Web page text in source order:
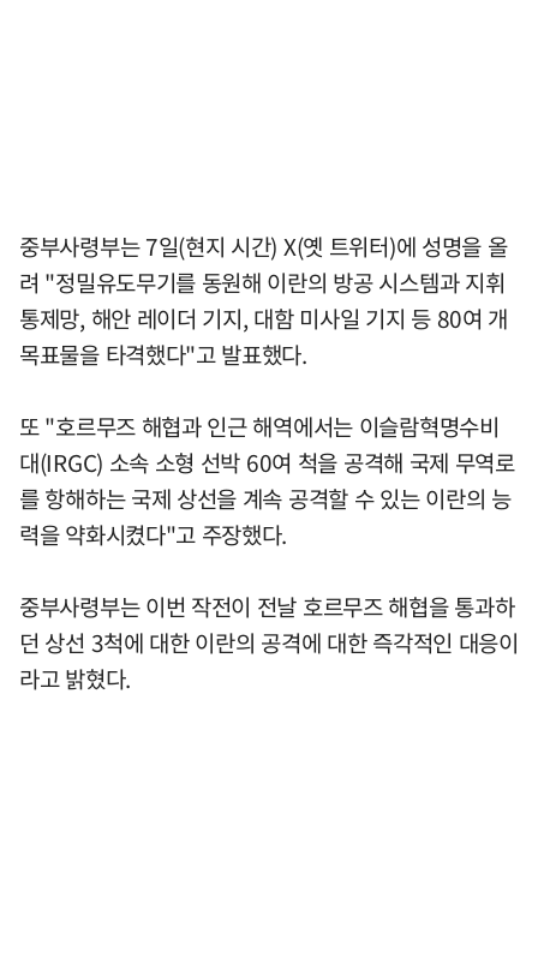
중부사령부는 7일(현지 시간) X(옛 트위터)에 성명을 올
려 "정밀유도무기를 동원해 이란의 방공 시스템과 지휘
통제망, 해안 레이더 기지, 대함 미사일 기지 등 80여 개
목표물을 타격했다"고 발표했다.
또 "호르무즈 해협과 인근 해역에서는 이슬람혁명수비
대(IRGC) 소속 소형 선박 60여 척을 공격해 국제 무역로
를 항해하는 국제 상선을 계속 공격할 수 있는 이란의 능
력을 약화시켰다"고 주장했다.
중부사령부는 이번 작전이 전날 호르무즈 해협을 통과하
던 상선 3척에 대한 이란의 공격에 대한 즉각적인 대응이
라고 밝혔다.